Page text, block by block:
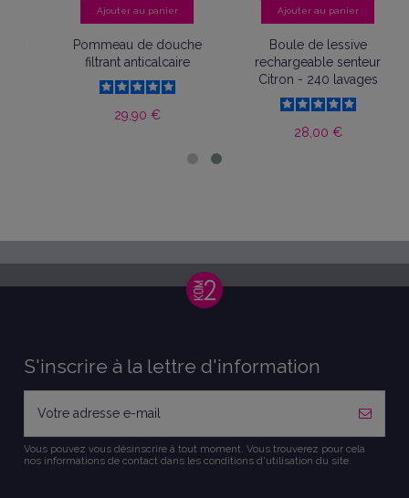
Ajouter au panier
Pommeau de douche
filtrant anticalcaire
29,90 €
Ajouter au panier
Boule de lessive
rechargeable senteur
Citron - 240 lavages
28,00 €
S'inscrire à la lettre d'information
Vous pouvez vous désinscrire à tout moment. Vous trouverez pour cela
nos informations de contact dans les conditions d'utilisation du site.